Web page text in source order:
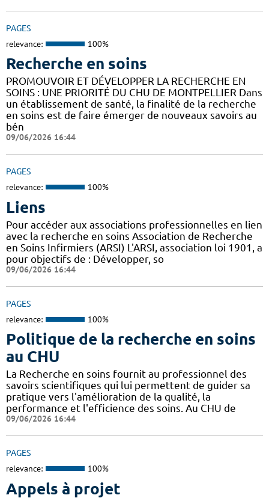
PAGES
relevance: 100%
Recherche en soins
PROMOUVOIR ET DÉVELOPPER LA RECHERCHE EN
SOINS : UNE PRIORITÉ DU CHU DE MONTPELLIER Dans
un établissement de santé, la finalité de la recherche
en soins est de faire émerger de nouveaux savoirs au
bén
09/06/2026 16:44
PAGES
relevance: 100%
Liens
Pour accéder aux associations professionnelles en lien
avec la recherche en soins Association de Recherche
en Soins Infirmiers (ARSI) L'ARSI, association loi 1901, a
pour objectifs de : Développer, so
09/06/2026 16:44
PAGES
relevance: 100%
Politique de la recherche en soins
au CHU
La Recherche en soins fournit au professionnel des
savoirs scientifiques qui lui permettent de guider sa
pratique vers l'amélioration de la qualité, la
performance et l'efficience des soins. Au CHU de
09/06/2026 16:44
PAGES
relevance: 100%
Appels à projet